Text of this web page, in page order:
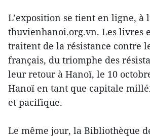
L’exposition se tient en ligne, à
thuvienhanoi.org.vn. Les livres
traitent de la résistance contre
français, du triomphe des
leur retour à Hanoï, le 10
Hanoï en tant que capitale
et pacifique.
Le même jour, la Bibliothèque